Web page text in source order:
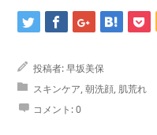
投稿者:早坂美保
スキンケア,朝洗顔, 肌荒れ
コメント:0